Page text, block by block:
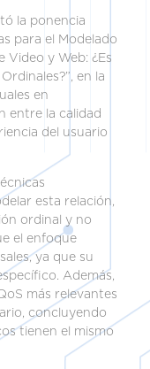
la ponencia
para el Modelado
Video y Web: ¿Es
en la
en
entre la calidad
del usuario
esta relación,
ordinal y no
el enfoque
ya que su
Además,
más relevantes
concluyendo
tienen el mismo